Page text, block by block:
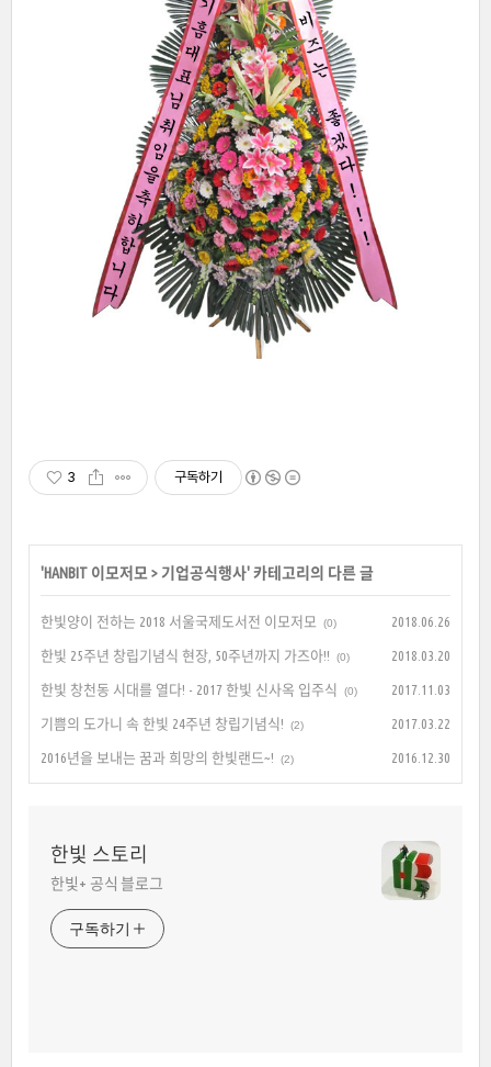
3 구독하기
'HANBIT 이모저모 > 기업공식행사' 카테고리의 다른 글
한빛양이 전하는 2018 서울국제도서전 이모저모 (0) 2018.06.26
한빛 25주년 창립기념식 현장, 50주년까지 가즈아!! (0) 2018.03.20
한빛 창천동 시대를 열다! - 2017 한빛 신사옥 입주식 (0) 2017.11.03
기쁨의 도가니 속 한빛 24주년 창립기념식! (2) 2017.03.22
2016년을 보내는 꿈과 희망의 한빛랜드~! (2) 2016.12.30
한빛 스토리
한빛+ 공식 블로그
구독하기